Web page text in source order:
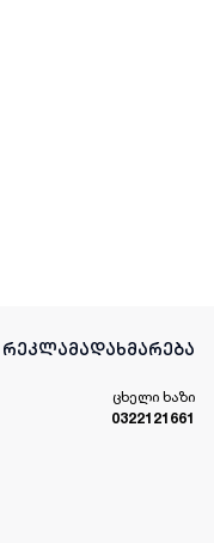
რეკლამადახმარება
ცხელი ხაზი
0322121661